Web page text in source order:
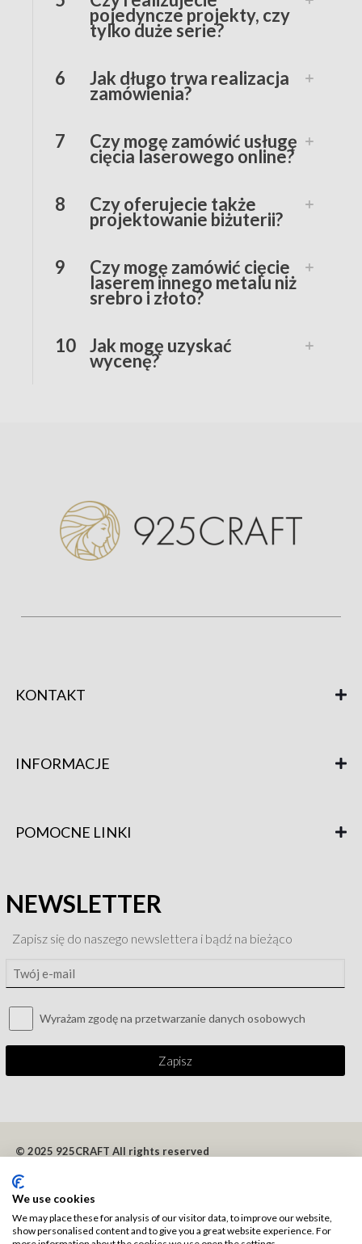
pojedyncze projekty, czy
tylko duże serie?
6 Jak długo trwa realizacja
zamówienia?
7 Czy mogę zamówić usługę
cięcia laserowego online?
8 Czy oferujecie także
projektowanie biżuterii?
9 Czy mogę zamówić cięcie
laserem innego metalu niż
srebro i złoto?
10 Jak mogę uzyskać
wycenę?
KONTAKT
INFORMACJE
POMOCNE LINKI
NEWSLETTER
Zapisz się do naszego newslettera i bądź na bieżąco
Wyrażam zgodę na przetwarzanie danych osobowych
Zapisz
© 2025 925CRAFT All rights reserved
Polityka prywatności i cookies
Regulamin korzystania ze strony
We use cookies
We may place these for analysis of our visitor data, to improve our website,
show personalised content and to give you a great website experience. For